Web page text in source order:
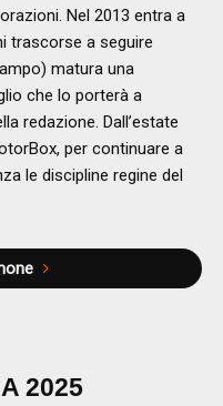
Nel 2013 entra a
trascorse a seguire
matura una
che lo porterà a
redazione. Dall’estate
per continuare a
le discipline regine del
2025